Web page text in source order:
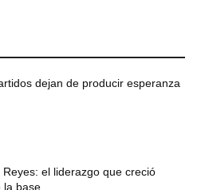
dejan de producir esperanza
Reyes: el liderazgo que creció
la base